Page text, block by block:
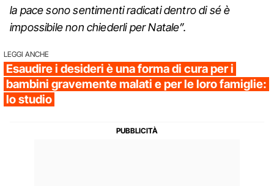
la pace sono sentimenti radicati dentro di sé è
impossibile non chiederli per Natale”.
LEGGI ANCHE
Esaudire i desideri è una forma di cura per i
bambini gravemente malati e per le loro famiglie:
lo studio